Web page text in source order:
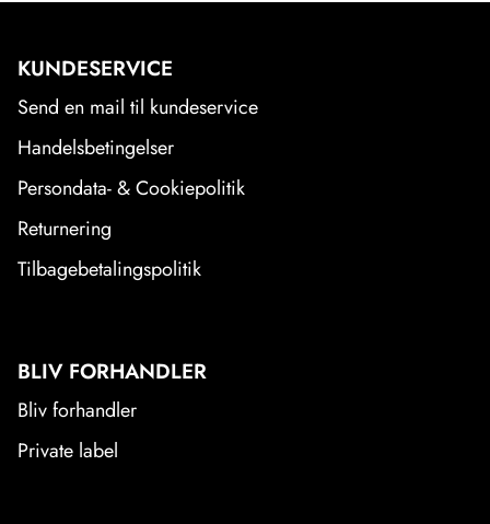
KUNDESERVICE
Send en mail til kundeservice
Handelsbetingelser
Persondata- & Cookiepolitik
Returnering
Tilbagebetalingspolitik
BLIV FORHANDLER
Bliv forhandler
Private label